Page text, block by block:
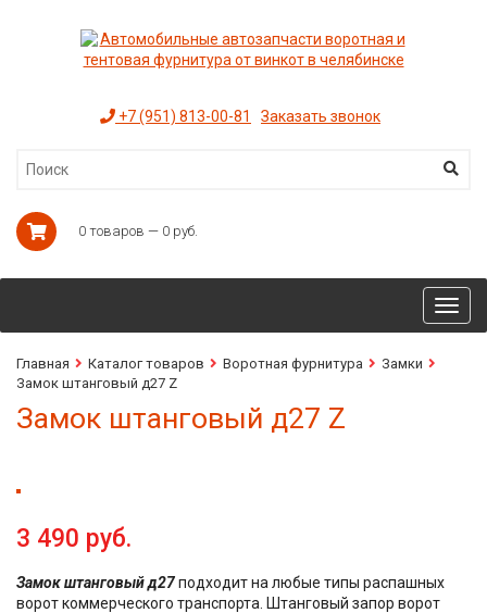
+7 (951) 813-00-81 Заказать звонок
0 товаров — 0 руб.
Главная Каталог товаров Воротная фурнитура
Замки
Замок штанговый д27 Z
Замок штанговый д27 Z
3 490 руб.
Замок штанговый д27подходит на любые типы распашных
ворот коммерческого транспорта. Штанговый запор ворот